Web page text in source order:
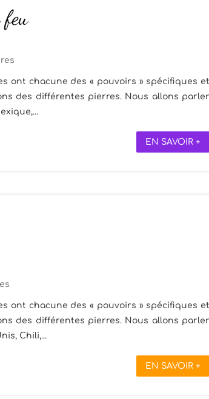
feu
ont chacune des « pouvoirs » spécifiques
des différentes pierres. Nous allons
EN SAVOIR +
ont chacune des « pouvoirs » spécifiques
des différentes pierres. Nous allons
Chili,...
EN SAVOIR +